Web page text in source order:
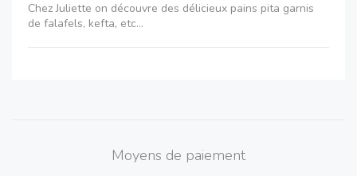
Chez Juliette on découvre des délicieux pains pita garnis
de falafels, kefta, etc...
Moyens de paiement